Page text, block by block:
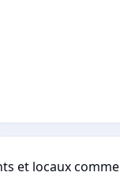
et locaux